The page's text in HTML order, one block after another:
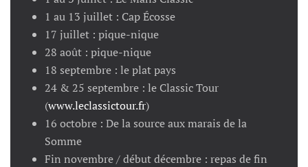
1 au 13 juillet : Cap Écosse
17 juillet : pique-nique
28 août : pique-nique
18 septembre : le plat pays
24 & 25 septembre : le Classic Tour
(www.leclassictour.fr)
16 octobre : De la source aux marais de la
Somme
Fin novembre / début décembre : repas de fin